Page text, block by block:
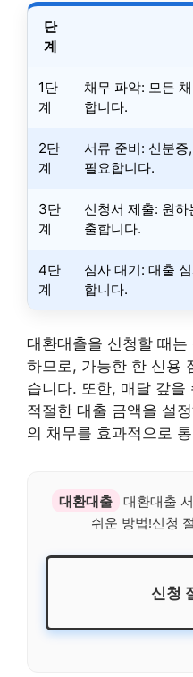
단
계
1단
계
채무 파악: 모든
합니다.
2단
계
서류 준비: 신분증
필요합니다.
3단
계
신청서 제출: 원
출합니다.
4단
계
심사 대기: 대출
합니다.
대환대출을 신청할 때
하므로, 가능한 한 신용
습니다. 또한, 매달 갚을
적절한 대출 금액을 설
의 채무를 효과적으로
대환대출 대환대출
쉬운 방법!신청
신청